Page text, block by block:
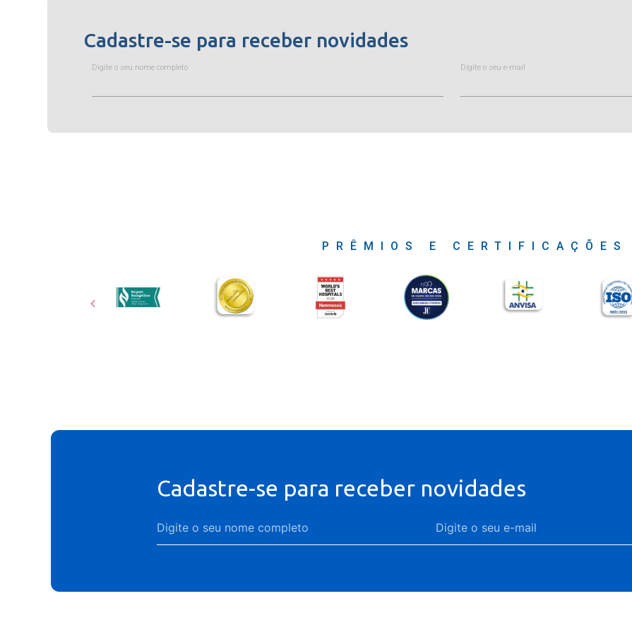
Cadastre-se para receber novidades
Digite o seu nome completo Digite o seu e-mail
PRÊMIOS E CERTIFICAÇÕES
Cadastre-se para receber novidades